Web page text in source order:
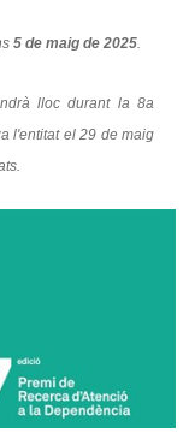
5 de maig de 2025.
lloc durant la 8a
l'entitat el 29 de maig